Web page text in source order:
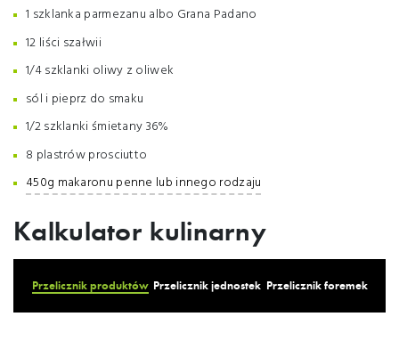
1 szklanka parmezanu albo Grana Padano
12 liści szałwii
1/4 szklanki oliwy z oliwek
sól i pieprz do smaku
1/2 szklanki śmietany 36%
8 plastrów prosciutto
450g makaronu penne lub innego rodzaju
Kalkulator kulinarny
Przelicznik produktów Przelicznik jednostek Przelicznik foremek